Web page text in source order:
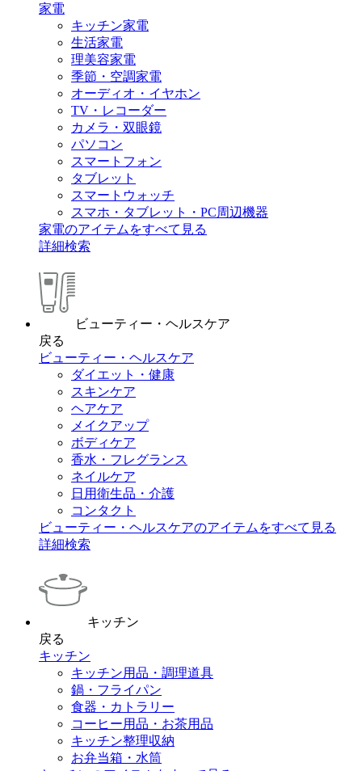
家電
キッチン家電
生活家電
理美容家電
季節・空調家電
オーディオ・イヤホン
TV・レコーダー
カメラ・双眼鏡
パソコン
スマートフォン
タブレット
スマートウォッチ
スマホ・タブレット・PC周辺機器
家電のアイテムをすべて見る
詳細検索
ビューティー・ヘルスケア
戻る
ビューティー・ヘルスケア
ダイエット・健康
スキンケア
ヘアケア
メイクアップ
ボディケア
香水・フレグランス
ネイルケア
日用衛生品・介護
コンタクト
ビューティー・ヘルスケアのアイテムをすべて見る
詳細検索
キッチン
戻る
キッチン
キッチン用品・調理道具
鍋・フライパン
食器・カトラリー
コーヒー用品・お茶用品
キッチン整理収納
お弁当箱・水筒